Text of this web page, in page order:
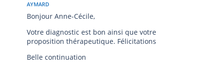
Bonjour Anne-Cécile,
Votre diagnostic est bon ainsi que votre
proposition thérapeutique. Félicitations
Belle continuation